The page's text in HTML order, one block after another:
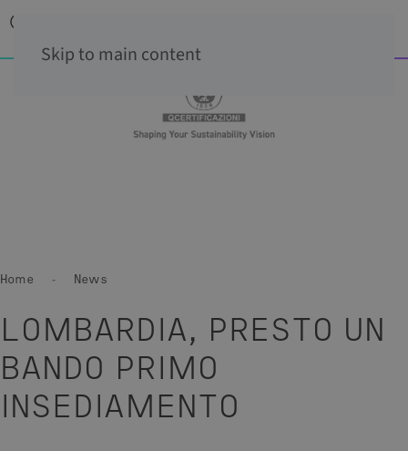
Skip to main content
Home News
LOMBARDIA, PRESTO UN
BANDO PRIMO
INSEDIAMENTO